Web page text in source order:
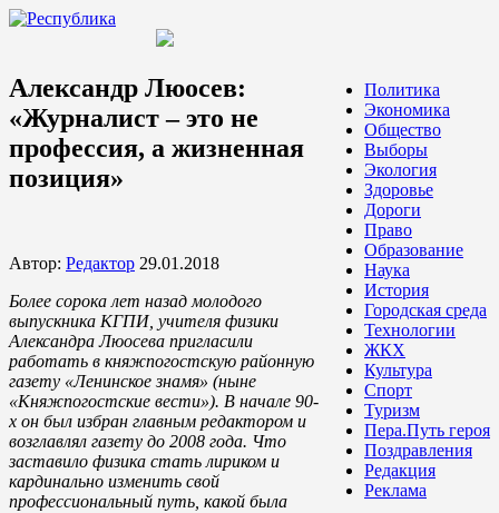
Политика
Экономика
Общество
Выборы
Экология
Здоровье
Дороги
Право
Образование
Наука
История
Городская среда
Технологии
ЖКХ
Культура
Спорт
Туризм
Пера.Путь героя
Поздравления
Редакция
Реклама
Александр Люосев:
«Журналист – это не
профессия, а жизненная
позиция»
Автор: Редактор 29.01.2018
Более сорока лет назад молодого
выпускника КГПИ, учителя физики
Александра Люосева пригласили
работать в княжпогостскую районную
газету «Ленинское знамя» (ныне
«Княжпогостские вести»). В начале 90-
х он был избран главным редактором и
возглавлял газету до 2008 года. Что
заставило физика стать лириком и
кардинально изменить свой
профессиональный путь, какой была